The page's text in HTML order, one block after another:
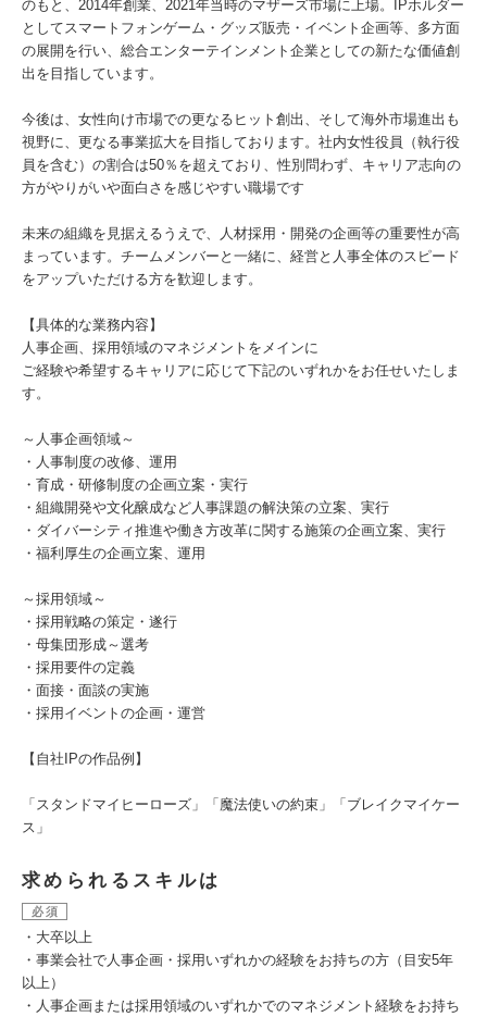
のもと、2014年創業、2021年当時のマザーズ市場に上場。IPホルダー
としてスマートフォンゲーム・グッズ販売・イベント企画等、多方面
の展開を行い、総合エンターテインメント企業としての新たな価値創
出を目指しています。
今後は、女性向け市場での更なるヒット創出、そして海外市場進出も
視野に、更なる事業拡大を目指しております。社内女性役員（執行役
員を含む）の割合は50％を超えており、性別問わず、キャリア志向の
方がやりがいや面白さを感じやすい職場です
未来の組織を見据えるうえで、人材採用・開発の企画等の重要性が高
まっています。チームメンバーと一緒に、経営と人事全体のスピード
をアップいただける方を歓迎します。
【具体的な業務内容】
人事企画、採用領域のマネジメントをメインに
ご経験や希望するキャリアに応じて下記のいずれかをお任せいたしま
す。
～人事企画領域～
・人事制度の改修、運用
・育成・研修制度の企画立案・実行
・組織開発や文化醸成など人事課題の解決策の立案、実行
・ダイバーシティ推進や働き方改革に関する施策の企画立案、実行
・福利厚生の企画立案、運用
～採用領域～
・採用戦略の策定・遂行
・母集団形成～選考
・採用要件の定義
・面接・面談の実施
・採用イベントの企画・運営
【自社IPの作品例】
「スタンドマイヒーローズ」「魔法使いの約束」「ブレイクマイケー
ス」
求められるスキルは
必須
・大卒以上
・事業会社で人事企画・採用いずれかの経験をお持ちの方（目安5年
以上）
・人事企画または採用領域のいずれかでのマネジメント経験をお持ち